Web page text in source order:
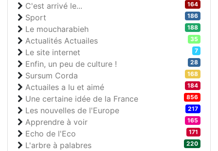
C'est arrivé le... 164
Sport 186
Le moucharabieh 188
Actualités Actuailes 35
Le site internet 7
Enfin, un peu de culture ! 28
Sursum Corda 168
Actuailes a lu et aimé 184
Une certaine idée de la France 856
Les nouvelles de l'Europe 217
Apprendre à voir 165
Echo de l'Eco 171
L'arbre à palabres 220